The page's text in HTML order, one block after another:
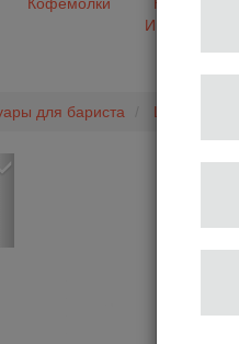
Ингредиенты
для бариста Щетки для